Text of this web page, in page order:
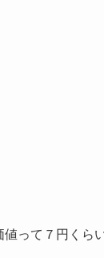
って７円くら